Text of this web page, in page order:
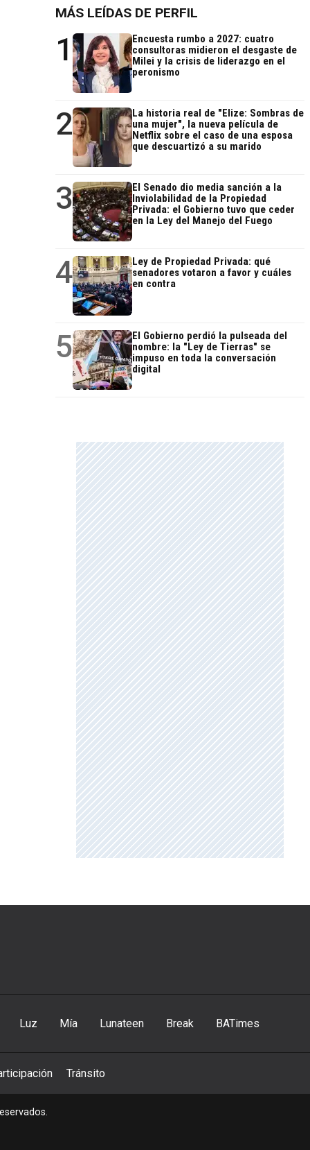
MÁS LEÍDAS DE PERFIL
1
Encuesta rumbo a 2027: cuatro
consultoras midieron el desgaste de
Milei y la crisis de liderazgo en el
peronismo
2
La historia real de "Elize: Sombras de
una mujer", la nueva película de
Netflix sobre el caso de una esposa
que descuartizó a su marido
3
El Senado dio media sanción a la
Inviolabilidad de la Propiedad
Privada: el Gobierno tuvo que ceder
en la Ley del Manejo del Fuego
4
Ley de Propiedad Privada: qué
senadores votaron a favor y cuáles
en contra
5
El Gobierno perdió la pulseada del
nombre: la "Ley de Tierras" se
impuso en toda la conversación
digital
Luz Mía Lunateen Break BATimes
Tránsito